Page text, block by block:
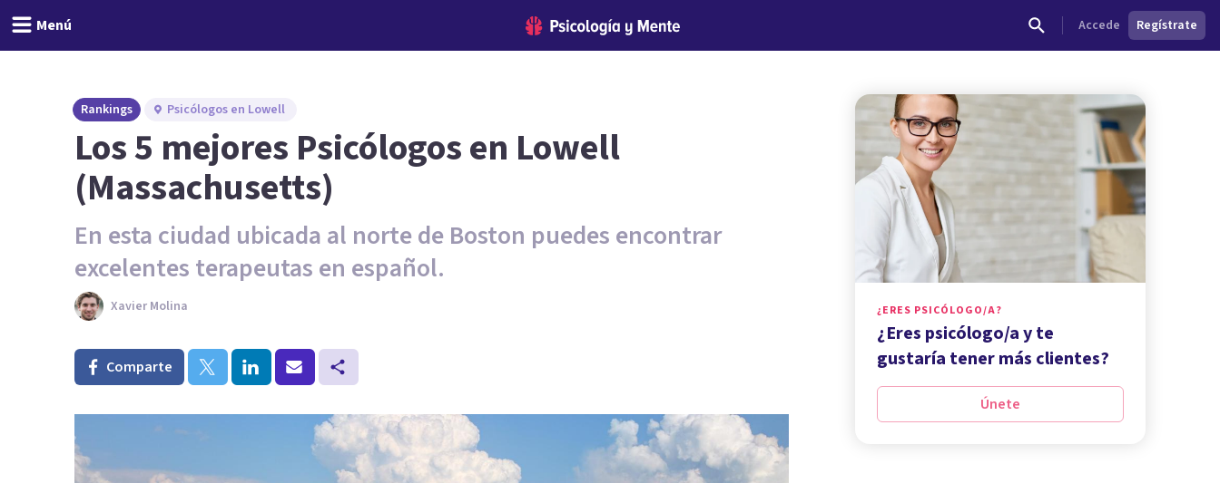
Menú Accede Regístrate
Rankings Psicólogos en Lowell
Los 5 mejores Psicólogos en Lowell
(Massachusetts)
En esta ciudad ubicada al norte de Boston puedes encontrar
excelentes terapeutas en español.
Xavier Molina
Comparte
¿ERES PSICÓLOGO/A?
¿Eres psicólogo/a y te
gustaría tener más clientes?
Únete